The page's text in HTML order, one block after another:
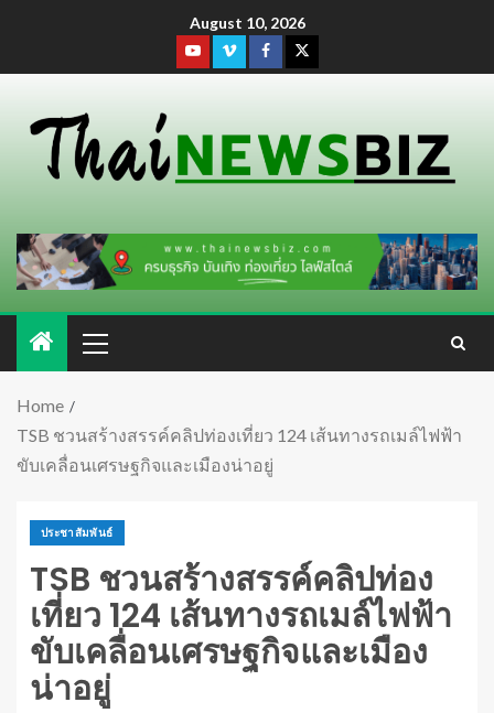
August 10, 2026
Home
TSB ชวนสร้างสรรค์คลิปท่องเที่ยว 124 เส้นทางรถเมล์ไฟฟ้า
ขับเคลื่อนเศรษฐกิจและเมืองน่าอยู่
ประชาสัมพันธ์
TSB ชวนสร้างสรรค์คลิปท่อง
เที่ยว 124 เส้นทางรถเมล์ไฟฟ้า
ขับเคลื่อนเศรษฐกิจและเมือง
น่าอยู่